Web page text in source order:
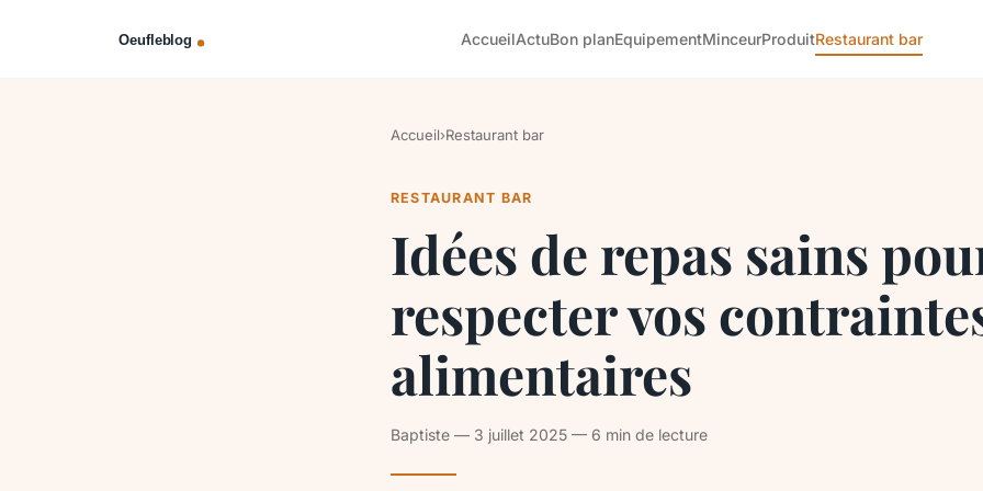
AccueilActuBon planEquipementMinceurProduitRestaurant bar
Accueil›Restaurant bar
RESTAURANT BAR
Idées de repas sains
respecter vos
alimentaires
Baptiste — 3 juillet 2025 — 6 min de lecture